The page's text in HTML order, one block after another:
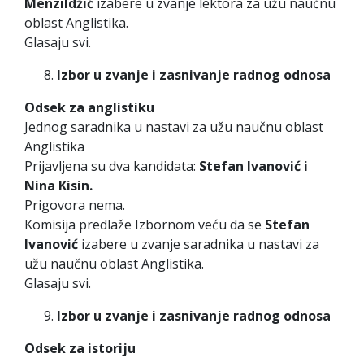
oblast Anglistika.
Glasaju svi.
Izbor u zvanje i zasnivanje radnog odnosa
Odsek za anglistiku
Jednog saradnika u nastavi za užu naučnu oblast
Anglistika
Prijavljena su dva kandidata: Stefan Ivanović i
Nina Kisin.
Prigovora nema.
Komisija predlaže Izbornom veću da se Stefan
Ivanović izabere u zvanje saradnika u nastavi za
užu naučnu oblast Anglistika.
Glasaju svi.
Izbor u zvanje i zasnivanje radnog odnosa
Odsek za istoriju